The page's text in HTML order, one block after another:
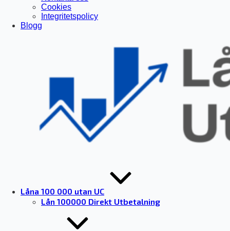
Cookies
Integritetspolicy
Blogg
Låna 100 000 utan UC
Lån 100000 Direkt Utbetalning